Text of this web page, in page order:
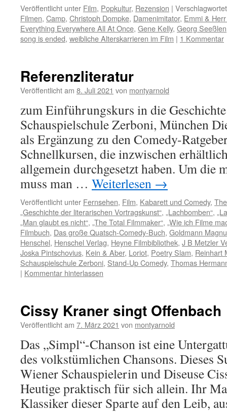
Veröffentlicht unter Film, Popkultur, Rezension |
Filmen, Camp, Christoph Dompke, Damenimitator, Emmi &
Everything Everywhere All At Once, Gene Kelly, Georg Seeßlen
song is ended, weibliche Alterskarrieren im Film | 1 Kommentar
Referenzliteratur
Veröffentlicht am 8. Juli 2021 von montyarnold
zum Einführungskurs in die
Schauspielschule Zerboni, München
als Ergänzung zu den Comedy-
Schnellkursen, die inzwischen
allgemein durchgesetzt haben. Um die
muss man … Weiterlesen →
Veröffentlicht unter Fernsehen, Film, Kabarett und Comedy,
„Geschichte der literarischen Vortragskunst“, „Lachbomben“,
„Man glaubt es nicht“, „The Total Filmmaker“, „Wie ich Filme
Filmbuch, Das große Quatsch-Comedy-Buch, Goldmann
Henschel, Henschel Verlag, Heyne Filmbibliothek, J B Metzler
Joska Pintschovius, Kein & Aber, Loriot, Poetry Slam, Reinhart
Schauspielschule Zerboni, Stand-Up Comedy, Thomas
| Kommentar hinterlassen
Cissy Kraner singt Offenbach
Veröffentlicht am 7. März 2021 von montyarnold
Das „Simpl“-Chanson ist eine
des volkstümlichen Chansons. Dieses
Wiener Schauspielerin und Diseuse
Heutige praktisch für sich allein. Ihr
Klassiker dieser Sparte auf den Leib,